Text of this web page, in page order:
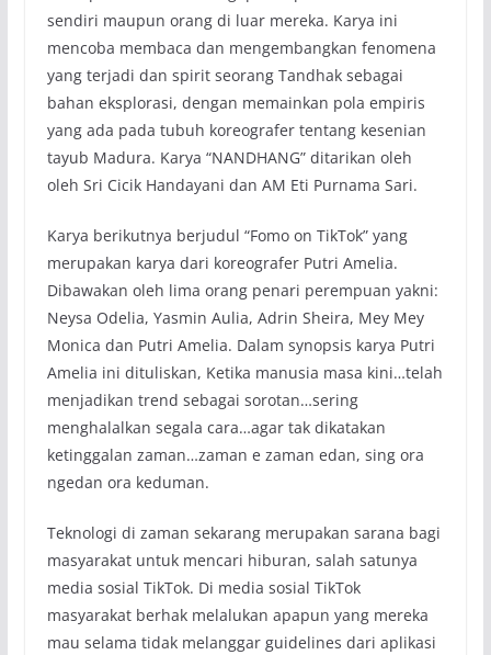
sendiri maupun orang di luar mereka. Karya ini
mencoba membaca dan mengembangkan fenomena
yang terjadi dan spirit seorang Tandhak sebagai
bahan eksplorasi, dengan memainkan pola empiris
yang ada pada tubuh koreografer tentang kesenian
tayub Madura. Karya “NANDHANG” ditarikan oleh
oleh Sri Cicik Handayani dan AM Eti Purnama Sari.
Karya berikutnya berjudul “Fomo on TikTok” yang
merupakan karya dari koreografer Putri Amelia.
Dibawakan oleh lima orang penari perempuan yakni:
Neysa Odelia, Yasmin Aulia, Adrin Sheira, Mey Mey
Monica dan Putri Amelia. Dalam synopsis karya Putri
Amelia ini dituliskan, Ketika manusia masa kini…telah
menjadikan trend sebagai sorotan…sering
menghalalkan segala cara…agar tak dikatakan
ketinggalan zaman…zaman e zaman edan, sing ora
ngedan ora keduman.
Teknologi di zaman sekarang merupakan sarana bagi
masyarakat untuk mencari hiburan, salah satunya
media sosial TikTok. Di media sosial TikTok
masyarakat berhak melalukan apapun yang mereka
mau selama tidak melanggar guidelines dari aplikasi